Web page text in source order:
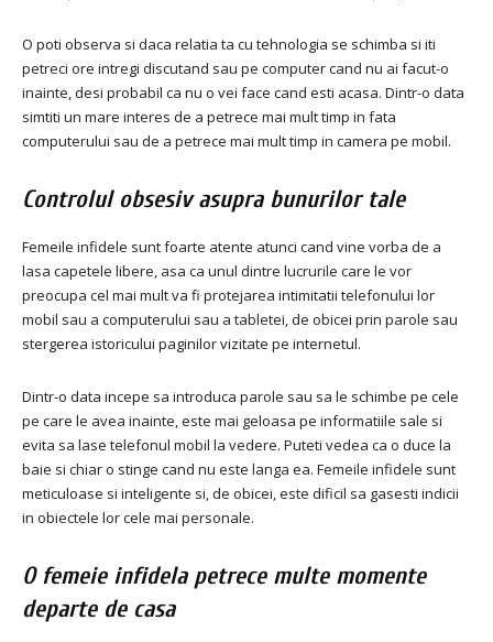
O poti observa si daca relatia ta cu tehnologia se schimba si iti
petreci ore intregi discutand sau pe computer cand nu ai facut-o
inainte, desi probabil ca nu o vei face cand esti acasa. Dintr-o data
simtiti un mare interes de a petrece mai mult timp in fata
computerului sau de a petrece mai mult timp in camera pe mobil.
Controlul obsesiv asupra bunurilor tale
Femeile infidele sunt foarte atente atunci cand vine vorba de a
lasa capetele libere, asa ca unul dintre lucrurile care le vor
preocupa cel mai mult va fi protejarea intimitatii telefonului lor
mobil sau a computerului sau a tabletei, de obicei prin parole sau
stergerea istoricului paginilor vizitate pe internetul.
Dintr-o data incepe sa introduca parole sau sa le schimbe pe cele
pe care le avea inainte, este mai geloasa pe informatiile sale si
evita sa lase telefonul mobil la vedere. Puteti vedea ca o duce la
baie si chiar o stinge cand nu este langa ea. Femeile infidele sunt
meticuloase si inteligente si, de obicei, este dificil sa gasesti indicii
in obiectele lor cele mai personale.
O femeie infidela petrece multe momente
departe de casa